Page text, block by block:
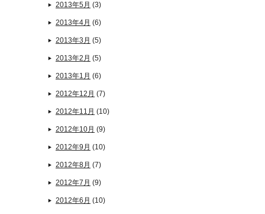
2013年5月 (3)
2013年4月 (6)
2013年3月 (5)
2013年2月 (5)
2013年1月 (6)
2012年12月 (7)
2012年11月 (10)
2012年10月 (9)
2012年9月 (10)
2012年8月 (7)
2012年7月 (9)
2012年6月 (10)